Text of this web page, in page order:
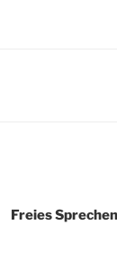
Freies